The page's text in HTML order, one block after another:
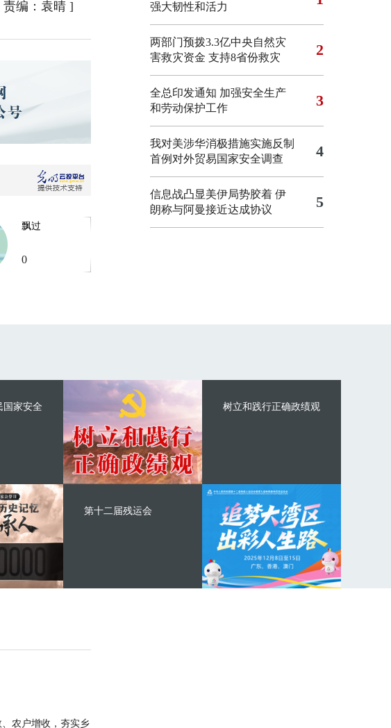
责编：袁晴 ]
飘过
0
强大韧性和活力
两部门预拨3.3亿中央自然灾
害救灾资金 支持8省份救灾
2
全总印发通知 加强安全生产
和劳动保护工作
3
我对美涉华消极措施实施反制
首例对外贸易国家安全调查
4
信息战凸显美伊局势胶着 伊
朗称与阿曼接近达成协议
5
国家安全
树立和践行正确政绩观
第十二届残运会
农户增收，夯实乡